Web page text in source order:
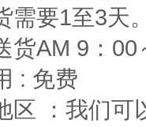
需要1至3天
货AM 9：00
: 免费
区 ：我们可